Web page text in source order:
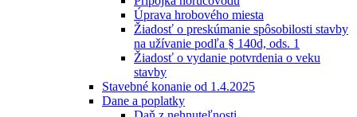
Úprava hrobového miesta
Žiadosť o preskúmanie spôsobilosti stavby
na užívanie podľa § 140d, ods. 1
Žiadosť o vydanie potvrdenia o veku
stavby
Stavebné konanie od 1.4.2025
Dane a poplatky